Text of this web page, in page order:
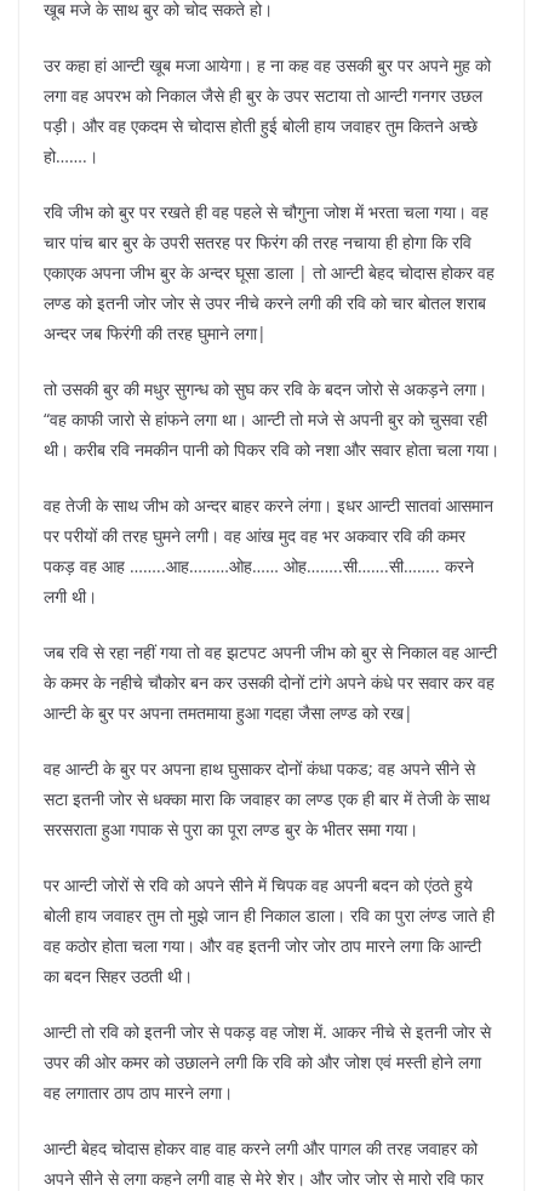
खूब मजे के साथ बुर को चोद सकते हो।
उर कहा हां आन्टी खूब मजा आयेगा। ह ना कह वह उसकी बुर पर अपने मुह को
लगा वह अपरभ को निकाल जैसे ही बुर के उपर सटाया तो आन्टी गनगर उछल
पड़ी। और वह एकदम से चोदास होती हुई बोली हाय जवाहर तुम कितने अच्छे
हो…….।
रवि जीभ को बुर पर रखते ही वह पहले से चौगुना जोश में भरता चला गया। वह
चार पांच बार बुर के उपरी सतरह पर फिरंग की तरह नचाया ही होगा कि रवि
एकाएक अपना जीभ बुर के अन्दर घूसा डाला | तो आन्टी बेहद चोदास होकर वह
लण्ड को इतनी जोर जोर से उपर नीचे करने लगी की रवि को चार बोतल शराब
अन्दर जब फिरंगी की तरह घुमाने लगा|
तो उसकी बुर की मधुर सुगन्ध को सुघ कर रवि के बदन जोरो से अकड़ने लगा।
“वह काफी जारो से हांफने लगा था। आन्टी तो मजे से अपनी बुर को चुसवा रही
थी। करीब रवि नमकीन पानी को पिकर रवि को नशा और सवार होता चला गया।
वह तेजी के साथ जीभ को अन्दर बाहर करने लंगा। इधर आन्टी सातवां आसमान
पर परीयों की तरह घुमने लगी। वह आंख मुद वह भर अकवार रवि की कमर
पकड़ वह आह ……..आह………ओह…… ओह……..सी…….सी…….. करने
लगी थी।
जब रवि से रहा नहीं गया तो वह झटपट अपनी जीभ को बुर से निकाल वह आन्टी
के कमर के नहीचे चौकोर बन कर उसकी दोनों टांगे अपने कंधे पर सवार कर वह
आन्टी के बुर पर अपना तमतमाया हुआ गदहा जैसा लण्ड को रख|
वह आन्टी के बुर पर अपना हाथ घुसाकर दोनों कंधा पकड; वह अपने सीने से
सटा इतनी जोर से धक्का मारा कि जवाहर का लण्ड एक ही बार में तेजी के साथ
सरसराता हुआ गपाक से पुरा का पूरा लण्ड बुर के भीतर समा गया।
पर आन्टी जोरों से रवि को अपने सीने में चिपक वह अपनी बदन को एंठते हुये
बोली हाय जवाहर तुम तो मुझे जान ही निकाल डाला। रवि का पुरा लंण्ड जाते ही
वह कठोर होता चला गया। और वह इतनी जोर जोर ठाप मारने लगा कि आन्टी
का बदन सिहर उठती थी।
आन्टी तो रवि को इतनी जोर से पकड़ वह जोश में. आकर नीचे से इतनी जोर से
उपर की ओर कमर को उछालने लगी कि रवि को और जोश एवं मस्ती होने लगा
वह लगातार ठाप ठाप मारने लगा।
आन्टी बेहद चोदास होकर वाह वाह करने लगी और पागल की तरह जवाहर को
अपने सीने से लगा कहने लगी वाह से मेरे शेर। और जोर जोर से मारो रवि फार